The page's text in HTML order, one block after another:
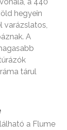
hegyein
varázslatos,
A
tárul
a Flume